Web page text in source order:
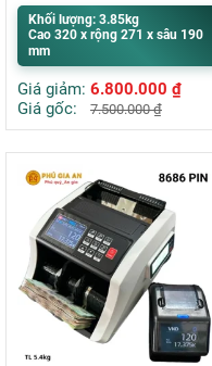
Khối lượng: 3.85kg
Cao 320 x rộng 271 x sâu 190
mm
Giá giảm: 6.800.000 ₫
Giá gốc:
7.500.000₫